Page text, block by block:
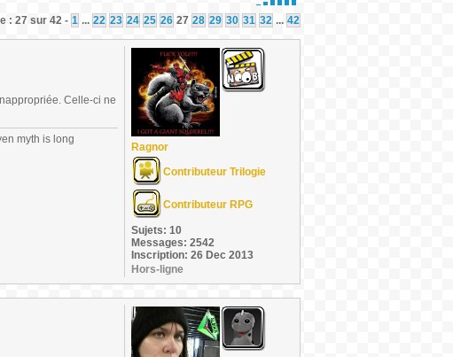
: 27 sur 42 - 1 ... 22 23 24 25 26 27 28 29 30 31 32 ... 42
Celle-ci ne
myth is long
Ragnor
Contributeur Trilogie
Contributeur RPG
Sujets: 10
Messages: 2542
Inscription: 26 Dec 2013
Hors-ligne